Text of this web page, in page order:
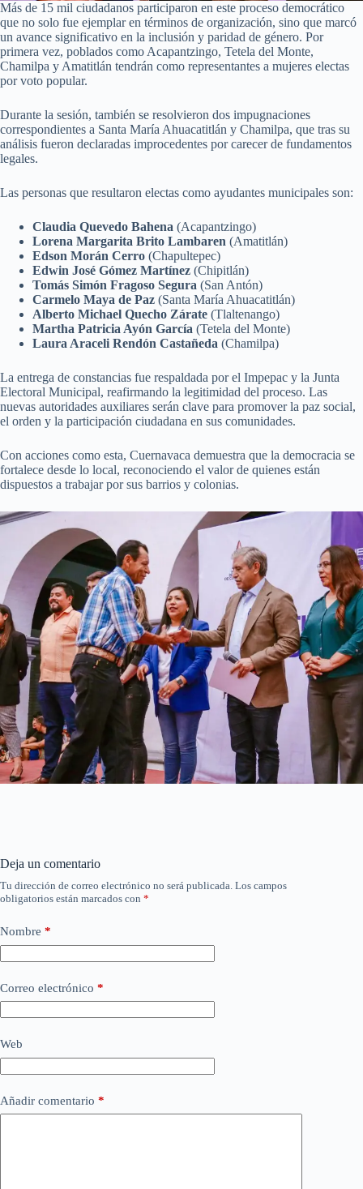
Más de 15 mil ciudadanos participaron en este proceso democrático
que no solo fue ejemplar en términos de organización, sino que marcó
un avance significativo en la inclusión y paridad de género. Por
primera vez, poblados como Acapantzingo, Tetela del Monte,
Chamilpa y Amatitlán tendrán como representantes a mujeres electas
por voto popular.
Durante la sesión, también se resolvieron dos impugnaciones
correspondientes a Santa María Ahuacatitlán y Chamilpa, que tras su
análisis fueron declaradas improcedentes por carecer de fundamentos
legales.
Las personas que resultaron electas como ayudantes municipales son:
Claudia Quevedo Bahena (Acapantzingo)
Lorena Margarita Brito Lambaren (Amatitlán)
Edson Morán Cerro (Chapultepec)
Edwin José Gómez Martínez (Chipitlán)
Tomás Simón Fragoso Segura (San Antón)
Carmelo Maya de Paz (Santa María Ahuacatitlán)
Alberto Michael Quecho Zárate (Tlaltenango)
Martha Patricia Ayón García (Tetela del Monte)
Laura Araceli Rendón Castañeda (Chamilpa)
La entrega de constancias fue respaldada por el Impepac y la Junta
Electoral Municipal, reafirmando la legitimidad del proceso. Las
nuevas autoridades auxiliares serán clave para promover la paz social,
el orden y la participación ciudadana en sus comunidades.
Con acciones como esta, Cuernavaca demuestra que la democracia se
fortalece desde lo local, reconociendo el valor de quienes están
dispuestos a trabajar por sus barrios y colonias.
Deja un comentario
Tu dirección de correo electrónico no será publicada. Los campos
obligatorios están marcados con *
Nombre *
Correo electrónico *
Web
Añadir comentario *